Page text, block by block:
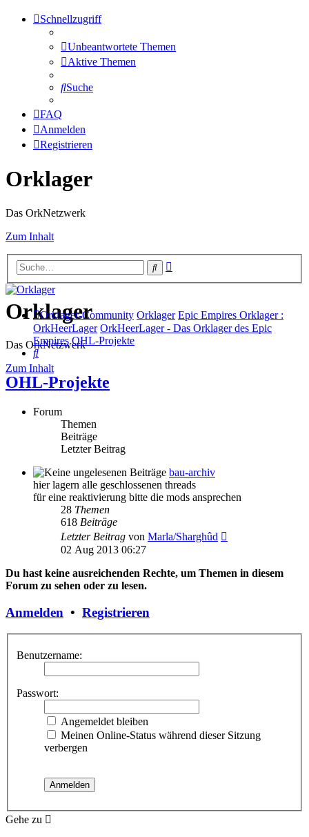
Schnellzugriff
Unbeantwortete Themen
Aktive Themen
Suche
FAQ
Anmelden
Registrieren
Orklager
Das OrkNetzwerk
Zum Inhalt
Suche
Orklager
Das OrkNetzwerk
Zum Inhalt
Orklager-Community Orklager Epic Empires Orklager :
OrkHeerLager OrkHeerLager - Das Orklager des Epic
Empires OHL-Projekte
Suche
OHL-Projekte
Forum
Themen
Beiträge
Letzter Beitrag
bau-archiv
hier lagern alle geschlossenen threads
für eine reaktivierung bitte die mods ansprechen
28 Themen
618 Beiträge
Letzter Beitrag von Marla/Sharghûd
02 Aug 2013 06:27
Du hast keine ausreichenden Rechte, um Themen in diesem
Forum zu sehen oder zu lesen.
Anmelden • Registrieren
Benutzername:
Passwort:
Angemeldet bleiben
Meinen Online-Status während dieser Sitzung
verbergen
Gehe zu